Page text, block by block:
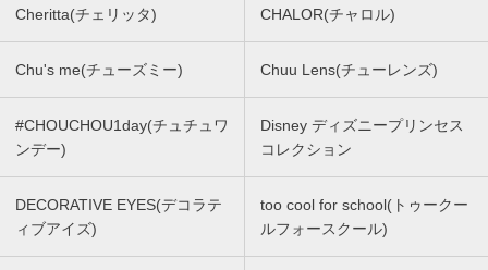
Cheritta(チェリッタ) CHALOR(チャロル)
Chu's me(チューズミー) Chuu Lens(チューレンズ)
#CHOUCHOU1day(チュチュワ
ンデー)
Disney ディズニープリンセス
コレクション
DECORATIVE EYES(デコラテ
ィブアイズ)
too cool for school(トゥークー
ルフォースクール)